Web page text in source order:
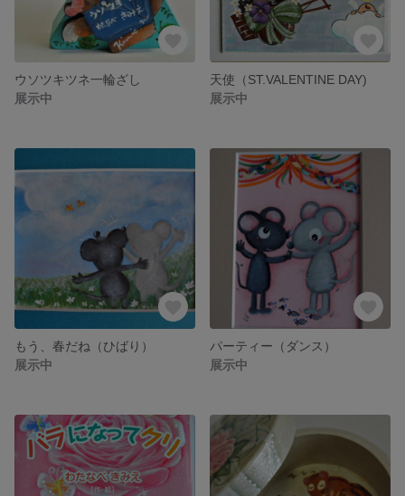
ウソツキツネ一輪ざし
展示中
天使（ST.VALENTINE DAY)
展示中
もう、春だね（ひばり）
展示中
パーティー（ダンス）
展示中